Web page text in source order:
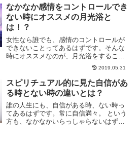
て、疲れないようにするためにはどうし
たらいいのか解説します。
なかなか感情をコントロールでき
ない時にオススメの月光浴と
は！？
女性なら誰でも、感情のコントロールが
できないことってあるはずです。そんな
時にオススメなのが、月光浴をすること
です。どんな時でも、月からのエネルギ
ーを受けることができます。感情のコン
トロールに月光浴がオススメな理由をご
紹介します。
2019.05.31
スピリチュアル的に見た自信があ
る時とない時の違いとは？
誰の人生にも、自信がある時、ない時っ
てあるはずです。常に自信満々。 という
方も、なかなかいらっしゃらないはずで